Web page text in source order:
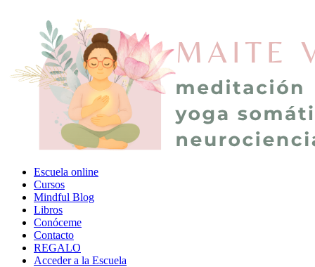
Escuela online
Cursos
Mindful Blog
Libros
Conóceme
Contacto
REGALO
Acceder a la Escuela